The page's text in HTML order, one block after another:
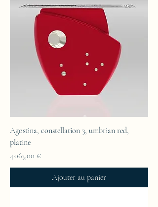
Agostina, constellation 3, umbrian red,
platine
Prix
4 063,00 €
Ajouter au panier